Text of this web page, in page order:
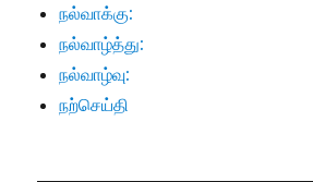
நல்வாக்கு:
நல்வாழ்த்து:
நல்வாழ்வு:
நற்செய்தி